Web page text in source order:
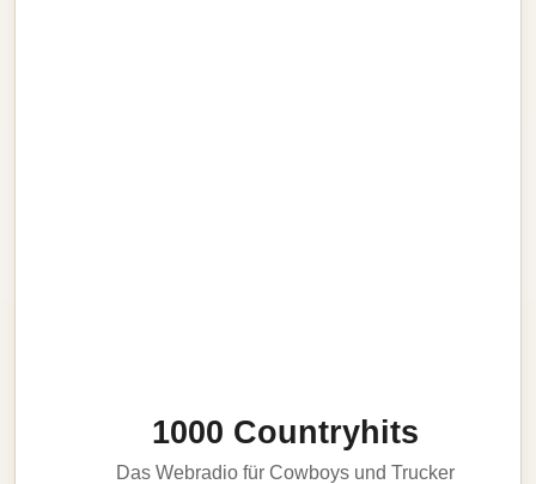
1000 Countryhits
Das Webradio für Cowboys und Trucker